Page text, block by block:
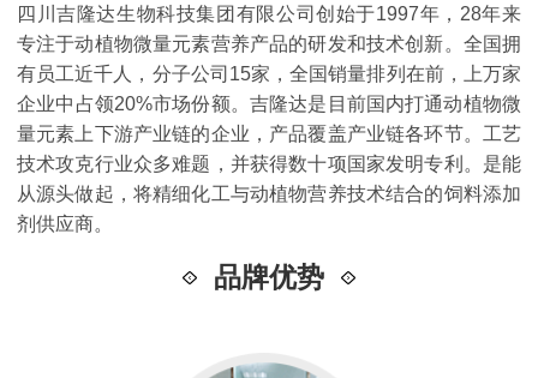
四川吉隆达生物科技集团有限公司创始于1997年，28年来
专注于动植物微量元素营养产品的研发和技术创新。全国拥
有员工近千人，分子公司15家，全国销量排列在前，上万家
企业中占领20%市场份额。吉隆达是目前国内打通动植物微
量元素上下游产业链的企业，产品覆盖产业链各环节。工艺
技术攻克行业众多难题，并获得数十项国家发明专利。是能
从源头做起，将精细化工与动植物营养技术结合的饲料添加
剂供应商。
品牌优势